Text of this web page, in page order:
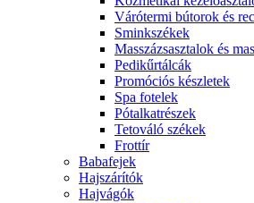
Várótermi bútorok és
Sminkszékek
Masszázsasztalok és
Pedikűrtálcák
Promóciós készletek
Spa fotelek
Pótalkatrészek
Tetováló székek
Frottír
Babafejek
Hajszárítók
Hajvágók